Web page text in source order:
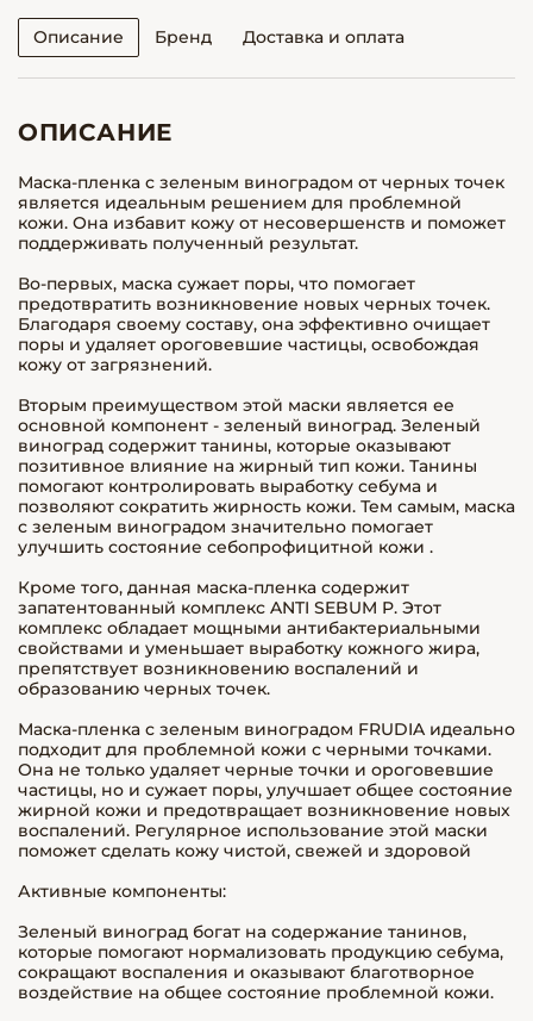
Описание Бренд Доставка и оплата
ОПИСАНИЕ
Маска-пленка с зеленым виноградом от черных точек
является идеальным решением для проблемной
кожи. Она избавит кожу от несовершенств и поможет
поддерживать полученный результат.
Во-первых, маска сужает поры, что помогает
предотвратить возникновение новых черных точек.
Благодаря своему составу, она эффективно очищает
поры и удаляет ороговевшие частицы, освобождая
кожу от загрязнений.
Вторым преимуществом этой маски является ее
основной компонент - зеленый виноград. Зеленый
виноград содержит танины, которые оказывают
позитивное влияние на жирный тип кожи. Танины
помогают контролировать выработку себума и
позволяют сократить жирность кожи. Тем самым, маска
с зеленым виноградом значительно помогает
улучшить состояние себопрофицитной кожи .
Кроме того, данная маска-пленка содержит
запатентованный комплекс ANTI SEBUM P. Этот
комплекс обладает мощными антибактериальными
свойствами и уменьшает выработку кожного жира,
препятствует возникновению воспалений и
образованию черных точек.
Маска-пленка с зеленым виноградом FRUDIA идеально
подходит для проблемной кожи с черными точками.
Она не только удаляет черные точки и ороговевшие
частицы, но и сужает поры, улучшает общее состояние
жирной кожи и предотвращает возникновение новых
воспалений. Регулярное использование этой маски
поможет сделать кожу чистой, свежей и здоровой
Активные компоненты:
Зеленый виноград богат на содержание танинов,
которые помогают нормализовать продукцию себума,
сокращают воспаления и оказывают благотворное
воздействие на общее состояние проблемной кожи.